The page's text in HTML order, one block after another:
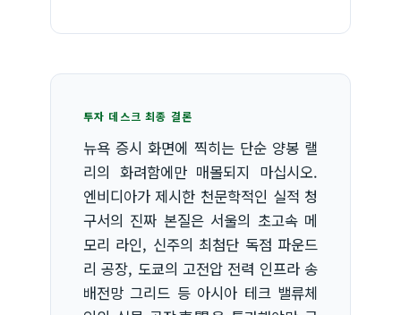
투자 데스크 최종 결론
뉴욕 증시 화면에 찍히는 단순 양봉 랠
리의 화려함에만 매몰되지 마십시오.
엔비디아가 제시한 천문학적인 실적 청
구서의 진짜 본질은 서울의 초고속 메
모리 라인, 신주의 최첨단 독점 파운드
리 공장, 도쿄의 고전압 전력 인프라 송
배전망 그리드 등 아시아 테크 밸류체